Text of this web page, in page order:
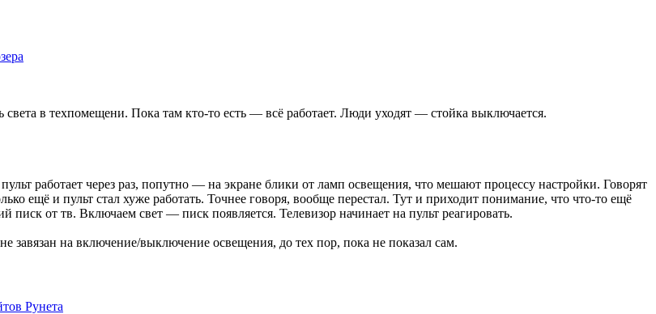
в техпомещени. Пока там кто-то есть — всё работает. Люди уходят — стойка выключается.
работает через раз, попутно — на экране блики от ламп освещения, что мешают процессу настройки. Говорят
ещё и пульт стал хуже работать. Точнее говоря, вообще перестал. Тут и приходит понимание, что что-то ещё
от тв. Включаем свет — писк появляется. Телевизор начинает на пульт реагировать.
на включение/выключение освещения, до тех пор, пока не показал сам.
Рунета